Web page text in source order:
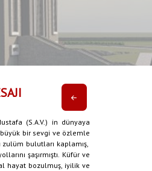
(S.A.V.) in dünyaya
bir sevgi ve özlemle
bulutları kaplamış,
şaşırmıştı. Küfür ve
hayat bozulmuş, iyilik ve